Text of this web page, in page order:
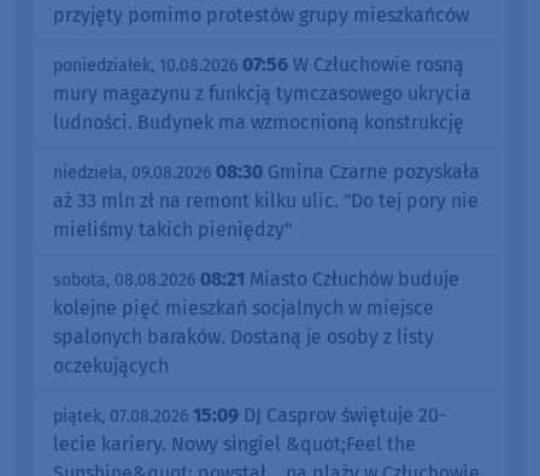
przyjęty pomimo protestów grupy mieszkańców
poniedziałek, 10.08.2026 07:56 W Człuchowie rosną
mury magazynu z funkcją tymczasowego ukrycia
ludności. Budynek ma wzmocnioną konstrukcję
niedziela, 09.08.2026 08:30 Gmina Czarne pozyskała
aż 33 mln zł na remont kilku ulic. "Do tej pory nie
mieliśmy takich pieniędzy"
sobota, 08.08.2026 08:21 Miasto Człuchów buduje
kolejne pięć mieszkań socjalnych w miejsce
spalonych baraków. Dostaną je osoby z listy
oczekujących
piątek, 07.08.2026 15:09 DJ Casprov świętuje 20-
lecie kariery. Nowy singiel &quot;Feel the